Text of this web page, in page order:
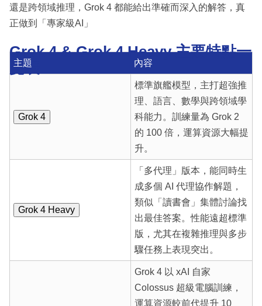
還是跨領域推理，Grok 4 都能給出準確而深入的解答，真
正做到「專家級AI」
Grok 4 & Grok 4 Heavy 主要特點一
覽表
主題 內容
Grok 4
標準旗艦模型，主打超強推
理、語言、數學與跨領域學
科能力。訓練量為 Grok 2
的 100 倍，運算資源大幅提
升。
Grok 4 Heavy
「多代理」版本，能同時生
成多個 AI 代理協作解題，
類似「讀書會」集體討論找
出最佳答案。性能遠超標準
版，尤其在複雜推理與多步
驟任務上表現突出。
Grok 4 以 xAI 自家
Colossus 超級電腦訓練，
運算資源較前代提升 10